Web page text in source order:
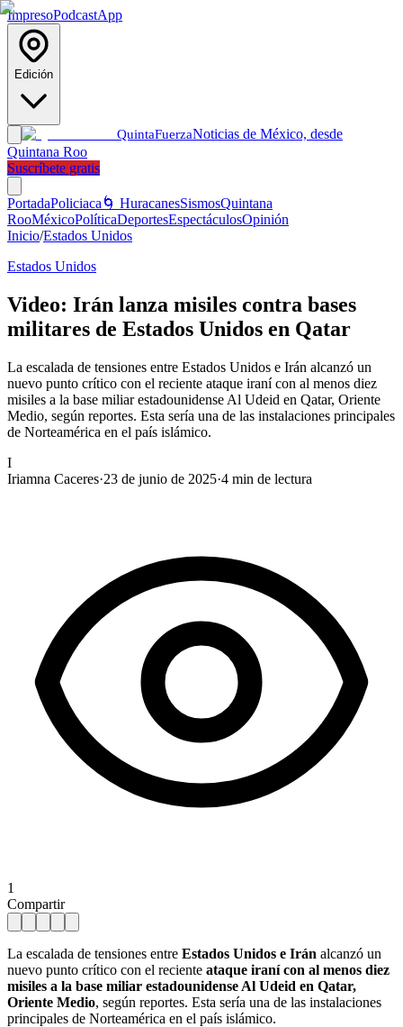
ImpresoPodcastApp
Edición
QuintaFuerzaNoticias de México, desde
Quintana Roo
Suscríbete gratis
PortadaPoliciaca 🌀 HuracanesSismosQuintana
RooMéxicoPolíticaDeportesEspectáculosOpinión
Inicio/Estados Unidos
Estados Unidos
Video: Irán lanza misiles contra bases
militares de Estados Unidos en Qatar
La escalada de tensiones entre Estados Unidos e Irán alcanzó un
nuevo punto crítico con el reciente ataque iraní con al menos diez
misiles a la base miliar estadounidense Al Udeid en Qatar, Oriente
Medio, según reportes. Esta sería una de las instalaciones principales
de Norteamérica en el país islámico.
I
Iriamna Caceres·23 de junio de 2025·4 min de lectura
1
Compartir
La escalada de tensiones entre Estados Unidos e Irán alcanzó un
nuevo punto crítico con el reciente ataque iraní con al menos diez
misiles a la base miliar estadounidense Al Udeid en Qatar,
Oriente Medio, según reportes. Esta sería una de las instalaciones
principales de Norteamérica en el país islámico.